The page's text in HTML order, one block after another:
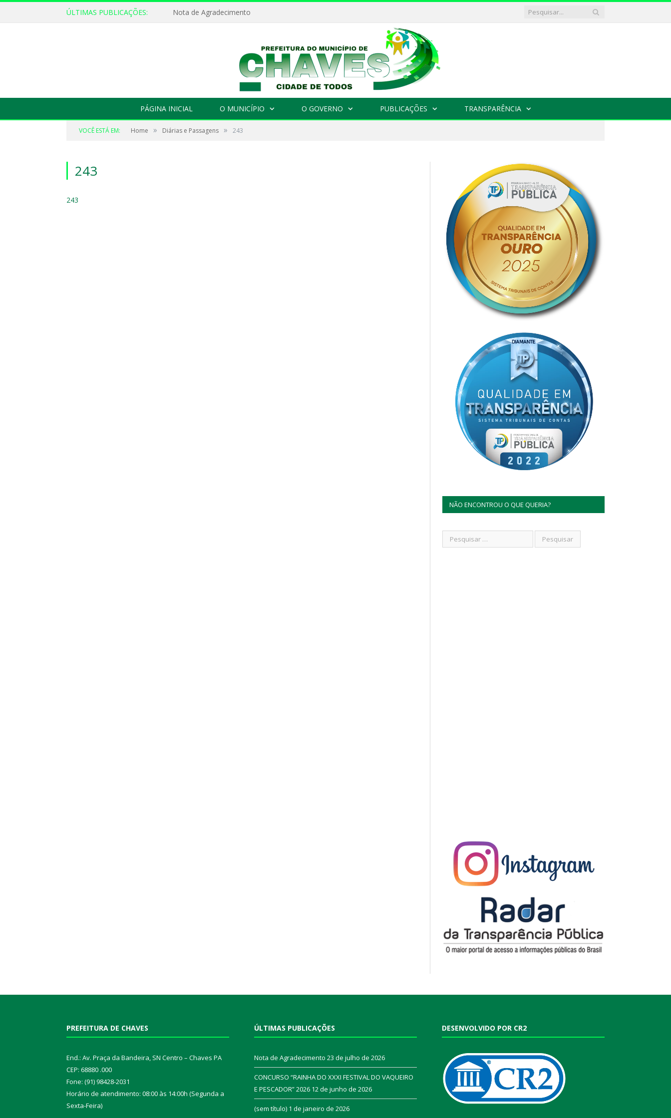
ÚLTIMAS PUBLICAÇÕES: Nota de Agradecimento
PÁGINA INICIAL O MUNICÍPIO O GOVERNO PUBLICAÇÕES TRANSPARÊNCIA
VOCÊ ESTÁ EM: Home » Diárias e Passagens » 243
243
243
NÃO ENCONTROU O QUE QUERIA?
PREFEITURA DE CHAVES
End.: Av. Praça da Bandeira, SN Centro – Chaves PA
CEP: 68880 .000
Fone: (91) 98428-2031
Horário de atendimento: 08:00 às 14:00h (Segunda a
Sexta-Feira)
ÚLTIMAS PUBLICAÇÕES
Nota de Agradecimento 23 de julho de 2026
CONCURSO “RAINHA DO XXXI FESTIVAL DO VAQUEIRO
E PESCADOR” 2026 12 de junho de 2026
(sem título) 1 de janeiro de 2026
DESENVOLVIDO POR CR2